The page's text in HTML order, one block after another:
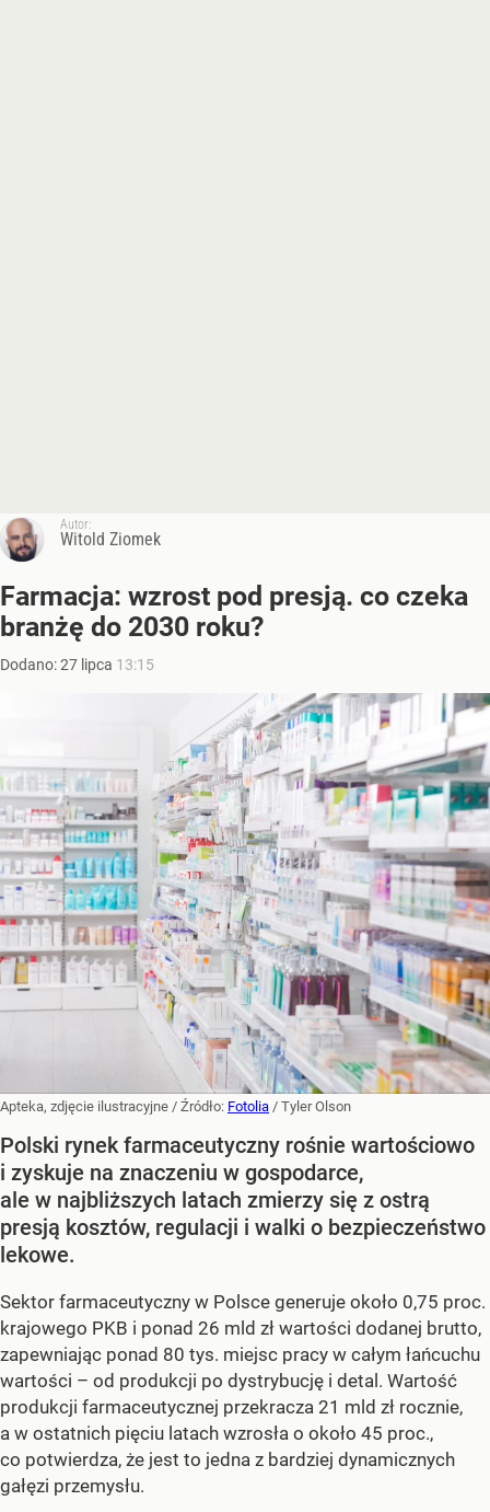
Autor:
Witold Ziomek
Farmacja: wzrost pod presją. co czeka
branżę do 2030 roku?
Dodano:27 lipca 13:15
Apteka, zdjęcie ilustracyjne / Źródło: Fotolia / Tyler Olson
Polski rynek farmaceutyczny rośnie wartościowo
i zyskuje na znaczeniu w gospodarce,
ale w najbliższych latach zmierzy się z ostrą
presją kosztów, regulacji i walki o bezpieczeństwo
lekowe.
Sektor farmaceutyczny w Polsce generuje około 0,75 proc.
krajowego PKB i ponad 26 mld zł wartości dodanej brutto,
zapewniając ponad 80 tys. miejsc pracy w całym łańcuchu
wartości – od produkcji po dystrybucję i detal. Wartość
produkcji farmaceutycznej przekracza 21 mld zł rocznie,
a w ostatnich pięciu latach wzrosła o około 45 proc.,
co potwierdza, że jest to jedna z bardziej dynamicznych
gałęzi przemysłu.